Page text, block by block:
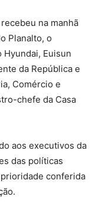
na manhã
Planalto, o
Euisun
da República e
Comércio e
chefe da Casa
aos executivos da
das políticas
conferida